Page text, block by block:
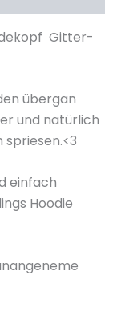
Gitter-
übergan
und natürlich
einfach
Hoodie